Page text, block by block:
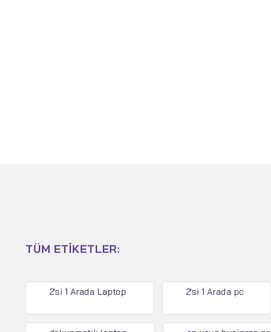
TÜM ETIKETLER:
2'si 1 Arada Laptop 2'si 1 Arada pc